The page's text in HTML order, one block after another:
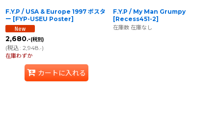
F.Y.P / USA & Europe 1997 ポスタ
ー [FYP-USEU Poster]
2,680.-(税別)
(税込: 2,948 .-)
在庫わずか
カートに入れる
F.Y.P / My Man Grumpy
[Recess451-2]
在庫数 在庫なし